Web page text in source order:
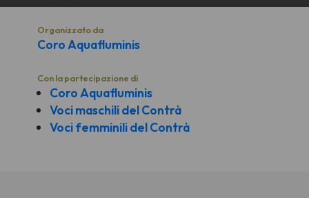
Organizzato da
Coro Aquafluminis
Con la partecipazione di
Coro Aquafluminis
Voci maschili del Contrà
Voci femminili del Contrà